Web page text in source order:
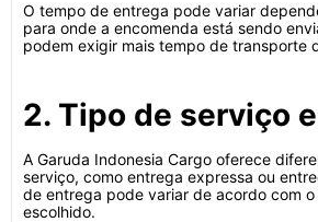
O tempo de entrega pode variar
para onde a encomenda está sendo
podem exigir mais tempo de transporte
2. Tipo de serviço
A Garuda Indonesia Cargo oferece
serviço, como entrega expressa ou
de entrega pode variar de acordo com
escolhido.